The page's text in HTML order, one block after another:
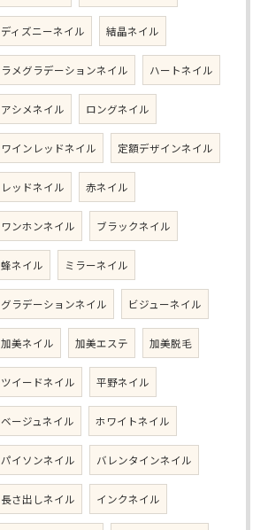
ディズニーネイル 結晶ネイル
ラメグラデーションネイル ハートネイル
アシメネイル ロングネイル
ワインレッドネイル 定額デザインネイル
レッドネイル 赤ネイル
ワンホンネイル ブラックネイル
蜂ネイル ミラーネイル
グラデーションネイル ビジューネイル
加美ネイル 加美エステ 加美脱毛
ツイードネイル 平野ネイル
ベージュネイル ホワイトネイル
パイソンネイル バレンタインネイル
長さ出しネイル インクネイル